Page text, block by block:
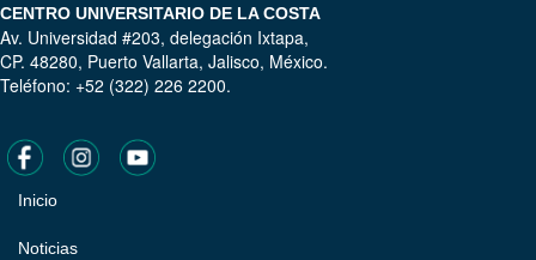
CENTRO UNIVERSITARIO DE LA COSTA
Av. Universidad #203, delegación Ixtapa,
CP. 48280, Puerto Vallarta, Jalisco, México.
Teléfono: +52 (322) 226 2200.
Pie
de
Inicio
Noticias